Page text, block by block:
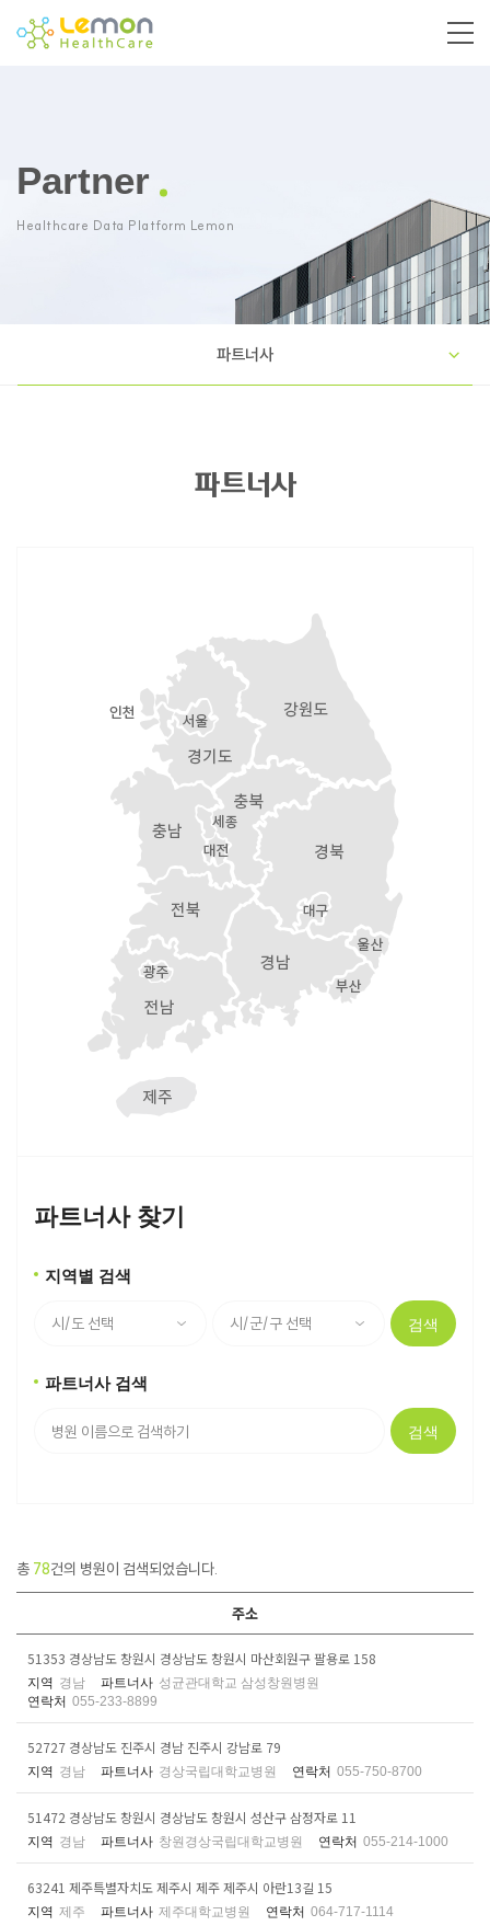
Partner
Healthcare Data Platform Lemon
파트너사
파트너사
파트너사 찾기
지역별 검색
검색
파트너사 검색
검색
총 78건의 병원이 검색되었습니다.
주소
51353 경상남도 창원시 경상남도 창원시 마산회원구 팔용로 158
지역 경남 파트너사 성균관대학교 삼성창원병원
연락처 055-233-8899
52727 경상남도 진주시 경남 진주시 강남로 79
지역 경남 파트너사 경상국립대학교병원 연락처 055-750-8700
51472 경상남도 창원시 경상남도 창원시 성산구 삼정자로 11
지역 경남 파트너사 창원경상국립대학교병원 연락처 055-214-1000
63241 제주특별자치도 제주시 제주 제주시 아란13길 15
지역 제주 파트너사 제주대학교병원 연락처 064-717-1114